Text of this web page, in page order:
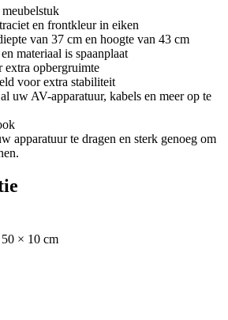
en frontkleur in eiken
van 37 cm en hoogte van 43 cm
materiaal is spaanplaat
extra opbergruimte
voor extra stabiliteit
uw AV-apparatuur, kabels en meer op te
apparatuur te dragen en sterk genoeg om
× 10 cm